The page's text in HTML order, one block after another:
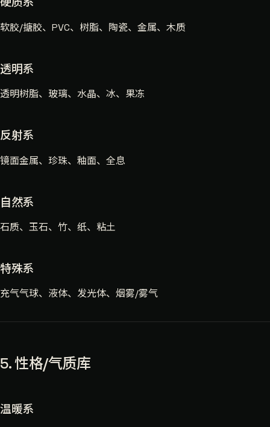
软胶/搪胶、PVC、树脂、陶瓷、金属、木质
透明系
透明树脂、玻璃、水晶、冰、果冻
反射系
镜面金属、珍珠、釉面、全息
自然系
石质、玉石、竹、纸、粘土
特殊系
充气气球、液体、发光体、烟雾/雾气
5. 性格/气质库
温暖系